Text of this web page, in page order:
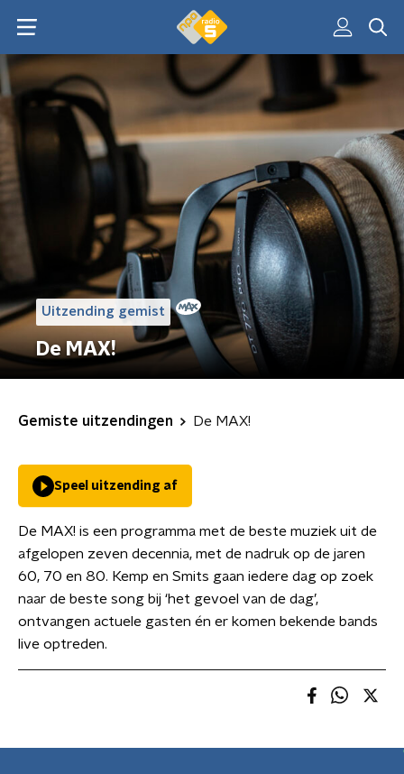
Uitzending gemist
De MAX!
Gemiste uitzendingen De MAX!
Speel uitzending af
De MAX! is een programma met de beste muziek uit de
afgelopen zeven decennia, met de nadruk op de jaren
60, 70 en 80. Kemp en Smits gaan iedere dag op zoek
naar de beste song bij ‘het gevoel van de dag’,
ontvangen actuele gasten én er komen bekende bands
live optreden.